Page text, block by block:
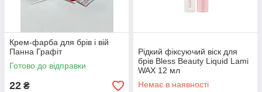
Крем-фарба для брів і вій
Панна Графіт
Готово до відправки
22 ₴
Рідкий фіксуючий віск для
брів Bless Beauty Liquid Lami
WAX 12 мл
Немає в наявності